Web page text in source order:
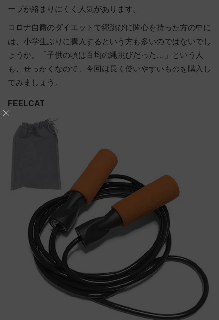
ープが絡まりにくく人気があります。
コロナ自粛のダイエットで縄跳びに関心を持った方の中に
は、小学生ぶりに購入するという方も多いのではないでし
ょうか。「子供の頃は百均の縄跳びだった…」という人
も、せっかくなので、今回は長く使いやすいものを購入し
てみましょう。
FEELCAT